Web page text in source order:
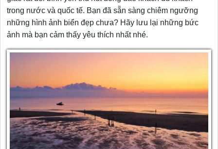
trong nước và quốc tế. Bạn đã sẵn sàng chiêm ngưỡng
những hình ảnh biển đẹp chưa? Hãy lưu lại những bức
ảnh mà bạn cảm thấy yêu thích nhất nhé.